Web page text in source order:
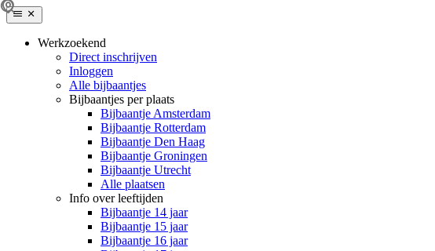
Werkzoekend
Direct inschrijven
Inloggen
Alle bijbaantjes
Bijbaantjes per plaats
Bijbaantje Amsterdam
Bijbaantje Rotterdam
Bijbaantje Den Haag
Bijbaantje Groningen
Bijbaantje Utrecht
Alle plaatsen
Info over leeftijden
Bijbaantje 14 jaar
Bijbaantje 15 jaar
Bijbaantje 16 jaar